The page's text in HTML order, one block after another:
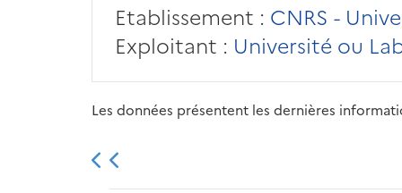
Etablissement : CNRS -
Exploitant : Université ou
Les données présentent les dernières